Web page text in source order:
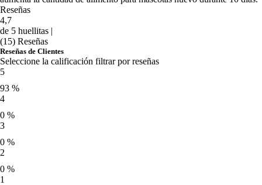
Reseñas
4,7
de 5 huellitas |
(15) Reseñas
Reseñas de Clientes
Seleccione la calificación filtrar por reseñas
5
93 %
4
0 %
3
0 %
2
0 %
1